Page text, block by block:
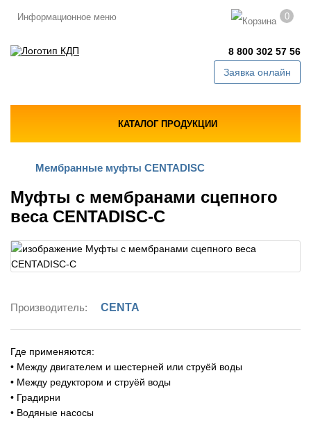
Информационное меню 0
8 800 302 57 56
Заявка онлайн
КАТАЛОГ ПРОДУКЦИИ
Мембранные муфты CENTADISC
Муфты с мембранами сцепного
веса CENTADISC-C
Производитель: CENTA
Где применяются:
• Между двигателем и шестерней или струёй воды
• Между редуктором и струёй воды
• Градирни
• Водяные насосы